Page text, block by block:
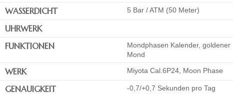
WASSERDICHT 5 Bar / ATM (50 Meter)
UHRWERK
FUNKTIONEN
Mondphasen Kalender, goldener
Mond
WERK Miyota Cal.6P24, Moon Phase
GENAUIGKEIT -0,7/+0,7 Sekunden pro Tag